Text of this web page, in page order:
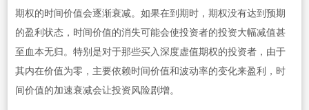
期权的时间价值会逐渐衰减。如果在到期时，期权没有达到预期
的盈利状态，时间价值的消失可能会使投资者的投资大幅减值甚
至血本无归。特别是对于那些买入深度虚值期权的投资者，由于
其内在价值为零，主要依赖时间价值和波动率的变化来盈利，时
间价值的加速衰减会让投资风险剧增。